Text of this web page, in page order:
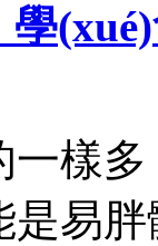
一樣
易